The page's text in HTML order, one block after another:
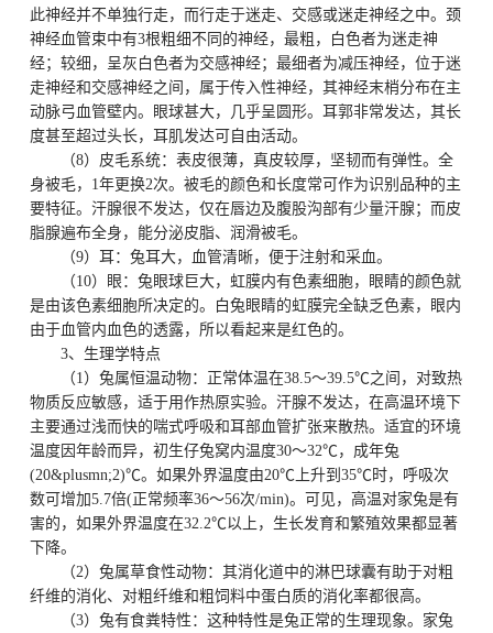
此神经并不单独行走，而行走于迷走、交感或迷走神经之中。颈
神经血管束中有3根粗细不同的神经，最粗，白色者为迷走神
经；较细，呈灰白色者为交感神经；最细者为减压神经，位于迷
走神经和交感神经之间，属于传入性神经，其神经末梢分布在主
动脉弓血管壁内。眼球甚大，几乎呈圆形。耳郭非常发达，其长
度甚至超过头长，耳肌发达可自由活动。
（8）皮毛系统：表皮很薄，真皮较厚，坚韧而有弹性。全
身被毛，1年更换2次。被毛的颜色和长度常可作为识别品种的主
要特征。汗腺很不发达，仅在唇边及腹股沟部有少量汗腺；而皮
脂腺遍布全身，能分泌皮脂、润滑被毛。
（9）耳：兔耳大，血管清晰，便于注射和采血。
（10）眼：兔眼球巨大，虹膜内有色素细胞，眼睛的颜色就
是由该色素细胞所决定的。白兔眼睛的虹膜完全缺乏色素，眼内
由于血管内血色的透露，所以看起来是红色的。
3、生理学特点
（1）兔属恒温动物：正常体温在38.5～39.5℃之间，对致热
物质反应敏感，适于用作热原实验。汗腺不发达，在高温环境下
主要通过浅而快的喘式呼吸和耳部血管扩张来散热。适宜的环境
温度因年龄而异，初生仔兔窝内温度30～32℃，成年兔
(20&plusmn;2)℃。如果外界温度由20℃上升到35℃时，呼吸次
数可增加5.7倍(正常频率36～56次/min)。可见，高温对家兔是有
害的，如果外界温度在32.2℃以上，生长发育和繁殖效果都显著
下降。
（2）兔属草食性动物：其消化道中的淋巴球囊有助于对粗
纤维的消化、对粗纤维和粗饲料中蛋白质的消化率都很高。
（3）兔有食粪特性：这种特性是兔正常的生理现象。家兔